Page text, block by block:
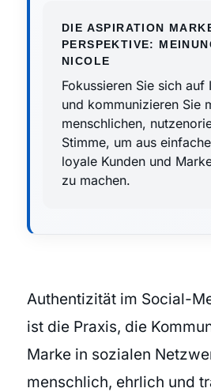
DIE ASPIRATION
PERSPEKTIVE:
NICOLE
Fokussieren Sie sich auf
und kommunizieren Sie
menschlichen,
Stimme, um aus
loyale Kunden und
zu machen.
Authentizität im Social-
ist die Praxis, die
Marke in sozialen
menschlich, ehrlich und